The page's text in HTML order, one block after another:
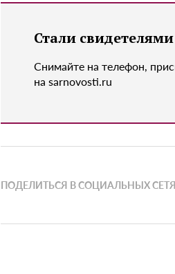
Стали
Снимайте на телефон,
на sarnovosti.ru
ПОДЕЛИТЬСЯ В СОЦИАЛЬНЫХ